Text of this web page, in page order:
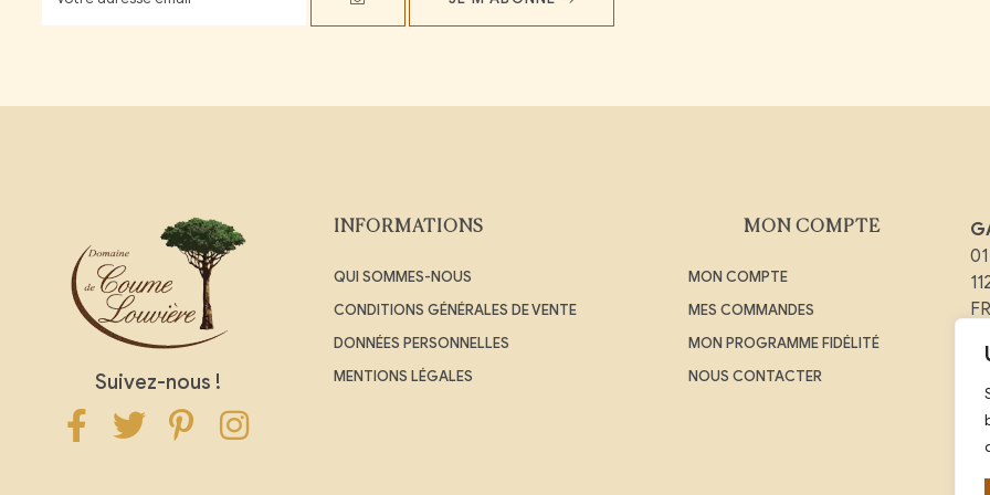
Suivez-nous !
INFORMATIONS
QUI SOMMES-NOUS
CONDITIONS GÉNÉRALES DE VENTE
DONNÉES PERSONNELLES
MENTIONS LÉGALES
MON COMPTE
MON COMPTE
MES COMMANDES
MON PROGRAMME FIDÉLITÉ
NOUS CONTACTER